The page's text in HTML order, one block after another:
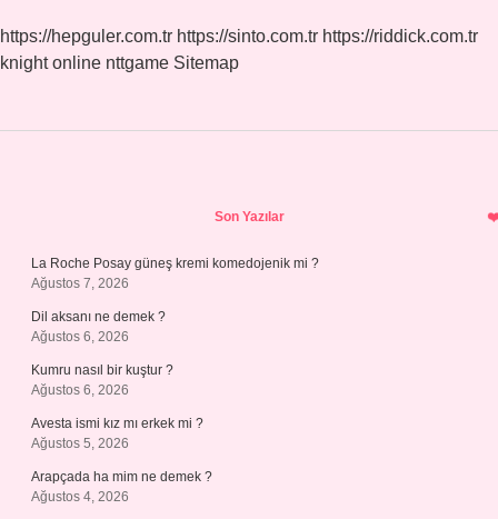
https://hepguler.com.tr https://sinto.com.tr https://riddick.com.tr
knight online nttgame Sitemap
Son Yazılar
La Roche Posay güneş kremi komedojenik mi ?
Ağustos 7, 2026
Dil aksanı ne demek ?
Ağustos 6, 2026
Kumru nasıl bir kuştur ?
Ağustos 6, 2026
Avesta ismi kız mı erkek mi ?
Ağustos 5, 2026
Arapçada ha mim ne demek ?
Ağustos 4, 2026